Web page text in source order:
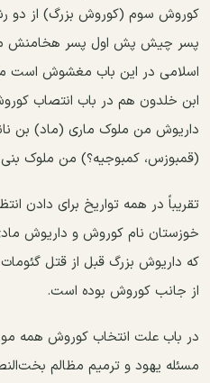
کوروش سوم (کوروش بزرگ) از دو
پسر چیش پش اول پسر هخامنش
اسلامی در این باب مغشوش است
ابن خلدون هم در باب انتصاب
داریوش من ملوک ماری (ماد) بن
(قمبوزس، کمبوجیه؟) من ملوک بنی‌
تقریباً در همه تواریخ برای دادن
خوزستان نام کوروش و داریوش
که داریوش بزرگ قبل از قتل
از جانب کوروش بوده است.
در باب علت انتخاب کوروش همه
مسئله یهود و ترمیم مظالم